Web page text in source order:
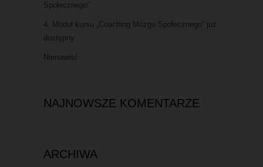
Społecznego”
4. Moduł kursu „Coaching Mózgu Społecznego” już
dostępny
Nienawiść
NAJNOWSZE KOMENTARZE
ARCHIWA